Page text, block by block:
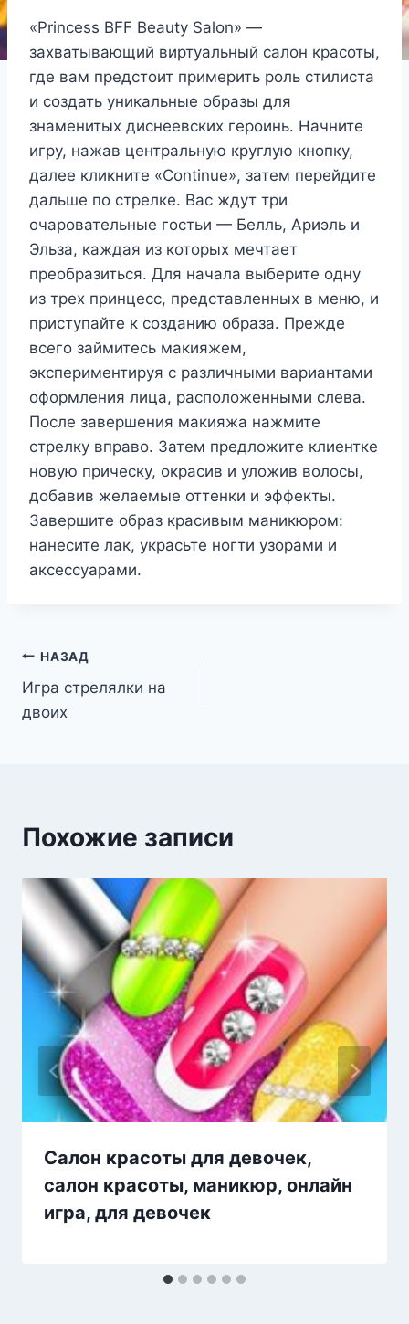
«Princess BFF Beauty Salon» —
захватывающий виртуальный салон красоты,
где вам предстоит примерить роль стилиста
и создать уникальные образы для
знаменитых диснеевских героинь. Начните
игру, нажав центральную круглую кнопку,
далее кликните «Continue», затем перейдите
дальше по стрелке. Вас ждут три
очаровательные гостьи — Белль, Ариэль и
Эльза, каждая из которых мечтает
преобразиться. Для начала выберите одну
из трех принцесс, представленных в меню, и
приступайте к созданию образа. Прежде
всего займитесь макияжем,
экспериментируя с различными вариантами
оформления лица, расположенными слева.
После завершения макияжа нажмите
стрелку вправо. Затем предложите клиентке
новую прическу, окрасив и уложив волосы,
добавив желаемые оттенки и эффекты.
Завершите образ красивым маникюром:
нанесите лак, украсьте ногти узорами и
аксессуарами.
Навигация
по
НАЗАД
Игра стрелялки на
двоих
Похожие записи
Салон красоты для девочек,
салон красоты, маникюр, онлайн
игра, для девочек